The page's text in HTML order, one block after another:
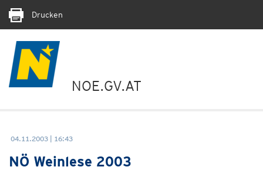
Drucken
NOE.GV.AT
04.11.2003 | 16:43
NÖ Weinlese 2003